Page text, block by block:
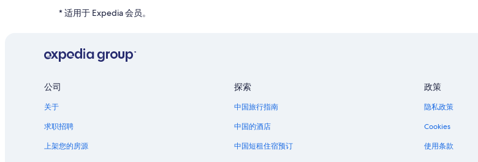
* 适用于 Expedia 会员。
公司
关于
求职招聘
上架您的房源
探索
中国旅行指南
中国的酒店
中国短租住宿预订
政策
隐私政策
Cookies
使用条款